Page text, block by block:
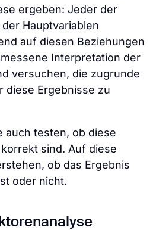
ergeben: Jeder der
Hauptvariablen
auf diesen Beziehungen
Interpretation der
versuchen, die zugrunde
diese Ergebnisse zu
auch testen, ob diese
sind. Auf diese
ob das Ergebnis
oder nicht.